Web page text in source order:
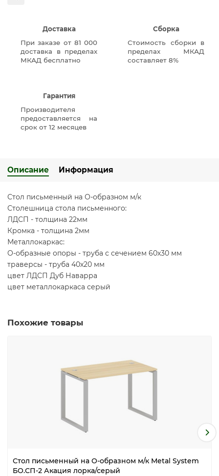
Доставка
При заказе от 81 000
доставка в пределах
МКАД бесплатно
Сборка
Стоимость сборки в
пределах МКАД
составляет 8%
Гарантия
Производителя
предоставляется на
срок от 12 месяцев
Описание Информация
Стол письменный на О-образном м/к
Столешница стола письменного:
ЛДСП - толщина 22мм
Кромка - толщина 2мм
Металлокаркас:
О-образные опоры - труба с сечением 60х30 мм
траверсы - труба 40х20 мм
цвет ЛДСП Дуб Наварра
цвет металлокаркаса серый
Похожие товары
Стол письменный на О-образном м/к Metal System
БО.СП-2 Акация лорка/серый